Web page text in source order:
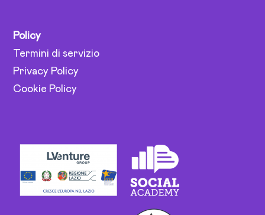
Policy
Termini di servizio
Privacy Policy
Cookie Policy